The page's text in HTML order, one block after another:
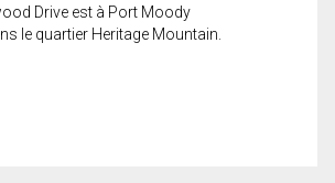
Drive est à Port Moody
le quartier Heritage Mountain.